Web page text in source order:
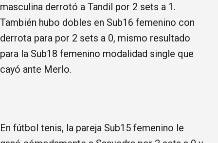
masculina derrotó a Tandil por 2 sets a 1.
También hubo dobles en Sub16 femenino con
derrota para por 2 sets a 0, mismo resultado
para la Sub18 femenino modalidad single que
cayó ante Merlo.
En fútbol tenis, la pareja Sub15 femenino le